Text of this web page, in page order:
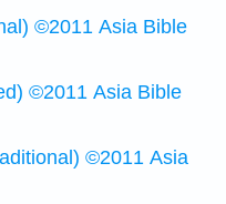
©2011 Asia Bible
©2011 Asia Bible
©2011 Asia